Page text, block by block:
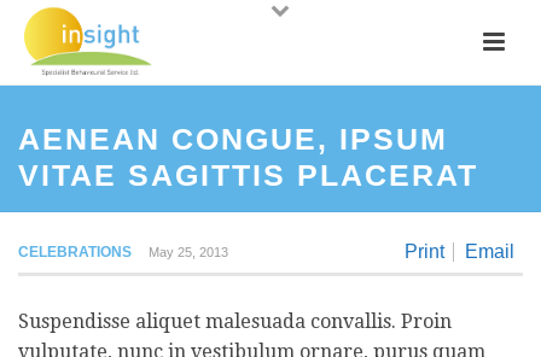
AENEAN CONGUE, IPSUM
VITAE SAGITTIS PLACERAT
Print Email
CELEBRATIONS May 25, 2013
Suspendisse aliquet malesuada convallis. Proin
vulputate, nunc in vestibulum ornare, purus quam